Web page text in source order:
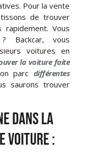
Pour la vente
de trouver
Vous
Backcar, vous
voitures en
la voiture faite
parc différentes
saurons trouver
DANS LA
VOITURE :